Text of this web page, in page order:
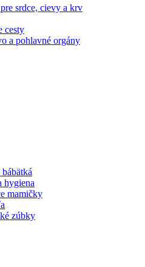
srdce, cievy a krv
cesty
a pohlavné orgány
hygiena
mamičky
zúbky